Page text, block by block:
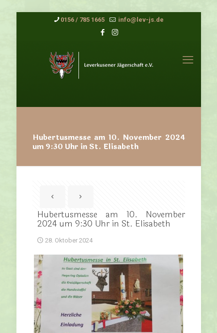
0156 / 785 1665 info@lev-js.de
Hubertusmesse am 10. November 2024
um 9:30 Uhr in St. Elisabeth
Hubertusmesse am 10. November
2024 um 9:30 Uhr in St. Elisabeth
28. Oktober 2024